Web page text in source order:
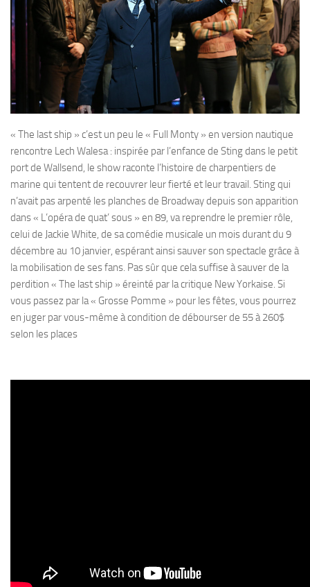
« The last ship » c’est un peu le « Full Monty » en version nautique
rencontre Lech Walesa : inspirée par l’enfance de Sting dans le petit
port de Wallsend, le show raconte l’histoire de charpentiers de
marine qui tentent de recouvrer leur fierté et leur travail. Sting qui
n’avait pas arpenté les planches de Broadway depuis son apparition
dans « L’opéra de quat’ sous » en 89, va reprendre le premier rôle,
celui de Jackie White, de sa comédie musicale un mois durant du 9
décembre au 10 janvier, espérant ainsi sauver son spectacle grâce à
la mobilisation de ses fans. Pas sûr que cela suffise à sauver de la
perdition « The last ship » éreinté par la critique New Yorkaise. Si
vous passez par la « Grosse Pomme » pour les fêtes, vous pourrez
en juger par vous-même à condition de débourser de 55 à 260$
selon les places